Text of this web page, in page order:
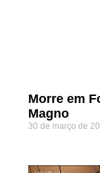
Morre em
Magno
30 de março de